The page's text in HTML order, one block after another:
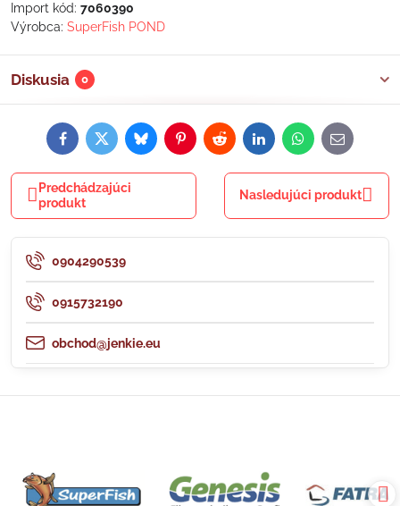
Import kód: 7060390
Výrobca: SuperFish POND
Diskusia 0
FacebookTwitterBlueskyPinterestRedditLinkedInWhatsApp
E-
mail
Predchádzajúci
produkt
Nasledujúci produkt
0904290539
0915732190
obchod@jenkie.eu